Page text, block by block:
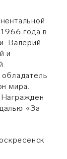
года в
Валерий
и
мира.
«За